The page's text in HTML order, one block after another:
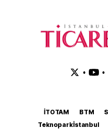
• •
İTOTAM BTM
Teknopark İstanbul